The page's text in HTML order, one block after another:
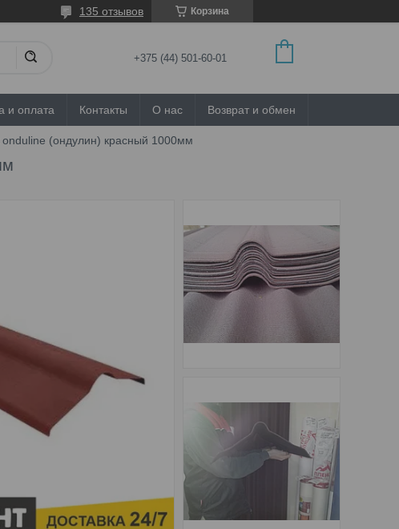
Корзина
135 отзывов
+375 (44) 501-60-01
и оплата Контакты О нас Возврат и обмен
onduline (ондулин) красный 1000мм